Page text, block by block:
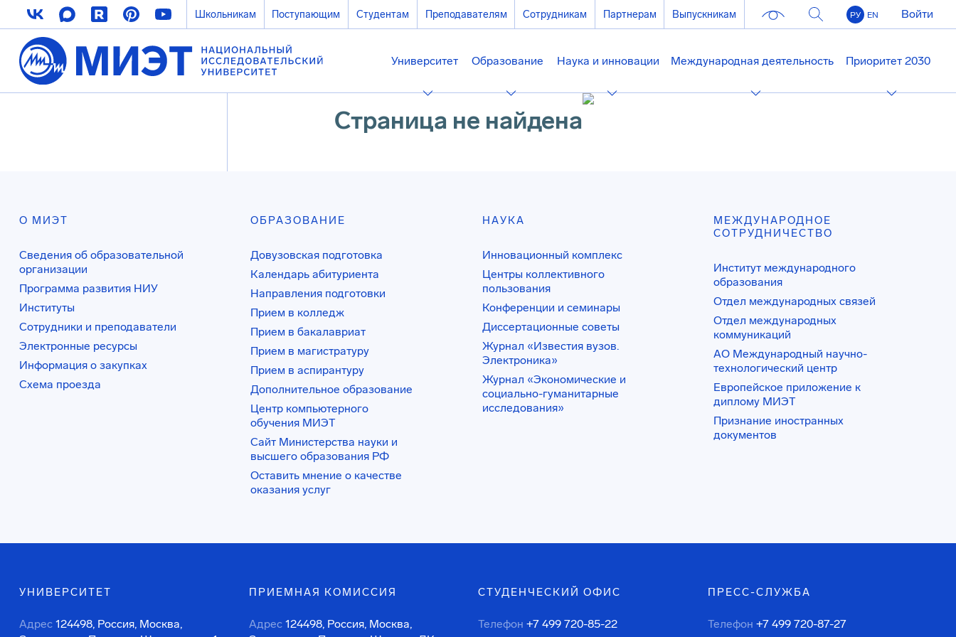
Школьникам Поступающим Студентам Преподавателям Сотрудникам Партнерам Выпускникам РУ EN Войти
Университет Образование Наука и инновации Международная деятельность Приоритет 2030
Cтраница не найдена
О МИЭТ
Сведения об образовательной
организации
Программа развития НИУ
Институты
Сотрудники и преподаватели
Электронные ресурсы
Информация о закупках
Схема проезда
ОБРАЗОВАНИЕ
Довузовская подготовка
Календарь абитуриента
Направления подготовки
Прием в колледж
Прием в бакалавриат
Прием в магистратуру
Прием в аспирантуру
Дополнительное образование
Центр компьютерного
обучения МИЭТ
Сайт Министерства науки и
высшего образования РФ
Оставить мнение о качестве
оказания услуг
НАУКА
Инновационный комплекс
Центры коллективного
пользования
Конференции и семинары
Диссертационные советы
Журнал «Известия вузов.
Электроника»
Журнал «Экономические и
социально-гуманитарные
исследования»
МЕЖДУНАРОДНОЕ
СОТРУДНИЧЕСТВО
Институт международного
образования
Отдел международных связей
Отдел международных
коммуникаций
АО Международный научно-
технологический центр
Европейское приложение к
диплому МИЭТ
Признание иностранных
документов
УНИВЕРСИТЕТ
Адрес 124498, Россия, Москва,
ПРИЕМНАЯ КОМИССИЯ
Адрес 124498, Россия, Москва,
СТУДЕНЧЕСКИЙ ОФИС
Телефон +7 499 720-85-22
ПРЕСС-СЛУЖБА
Телефон +7 499 720-87-27